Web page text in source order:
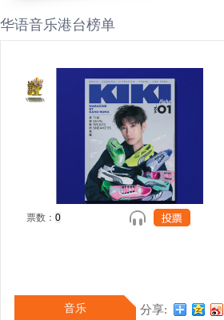
华语音乐港台榜单
票数：
音乐 分享: